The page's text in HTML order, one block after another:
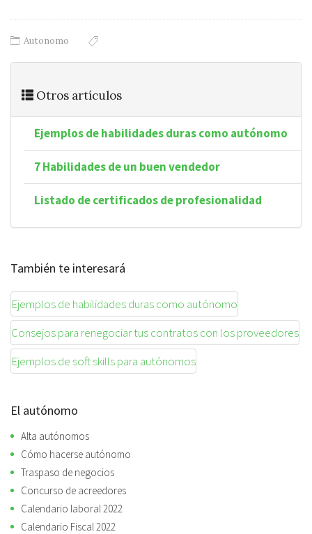
Autonomo
Otros artículos
Ejemplos de habilidades duras como autónomo
7 Habilidades de un buen vendedor
Listado de certificados de profesionalidad
También te interesará
Ejemplos de habilidades duras como autónomo
Consejos para renegociar tus contratos con los proveedores
Ejemplos de soft skills para autónomos
El autónomo
Alta autónomos
Cómo hacerse autónomo
Traspaso de negocios
Concurso de acreedores
Calendario laboral 2022
Calendario Fiscal 2022